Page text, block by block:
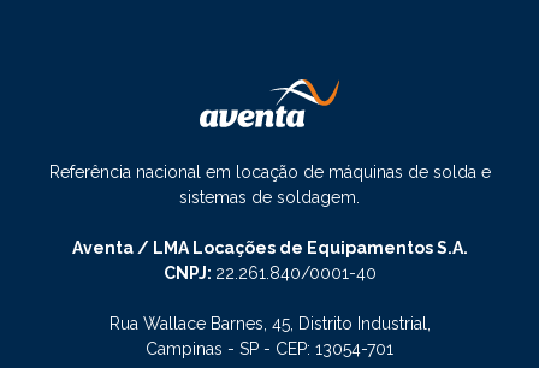
Referência nacional em locação de máquinas de solda e
sistemas de soldagem.
Aventa / LMA Locações de Equipamentos S.A.
CNPJ: 22.261.840/0001-40
Rua Wallace Barnes, 45, Distrito Industrial,
Campinas - SP - CEP: 13054-701